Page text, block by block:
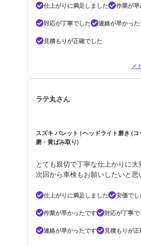
仕上がりに満足しました
作業が
対応が丁寧でした
連絡が早かっ
見積もりが正確でした
メ
ラテ丸さん
スズキ パレット | ヘッドライト磨き (
磨・黄ばみ取り)
とても親切で丁寧な仕上がりに大
次回から車検もお願いしたいと思
仕上がりに満足しました
安価でし
作業が早かったです
対応が丁寧で
連絡が早かったです
見積もりが